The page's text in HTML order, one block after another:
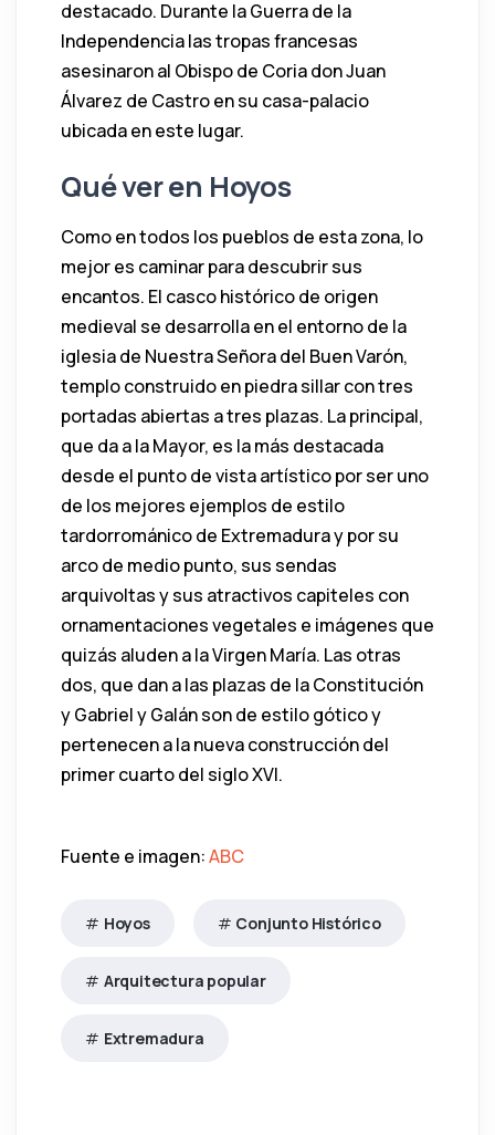
destacado. Durante la Guerra de la
Independencia las tropas francesas
asesinaron al Obispo de Coria don Juan
Álvarez de Castro en su casa-palacio
ubicada en este lugar.
Qué ver en Hoyos
Como en todos los pueblos de esta zona, lo
mejor es caminar para descubrir sus
encantos. El casco histórico de origen
medieval se desarrolla en el entorno de la
iglesia de Nuestra Señora del Buen Varón,
templo construido en piedra sillar con tres
portadas abiertas a tres plazas. La principal,
que da a la Mayor, es la más destacada
desde el punto de vista artístico por ser uno
de los mejores ejemplos de estilo
tardorrománico de Extremadura y por su
arco de medio punto, sus sendas
arquivoltas y sus atractivos capiteles con
ornamentaciones vegetales e imágenes que
quizás aluden a la Virgen María. Las otras
dos, que dan a las plazas de la Constitución
y Gabriel y Galán son de estilo gótico y
pertenecen a la nueva construcción del
primer cuarto del siglo XVI.
Fuente e imagen:ABC
Hoyos Conjunto Histórico
Arquitectura popular
Extremadura